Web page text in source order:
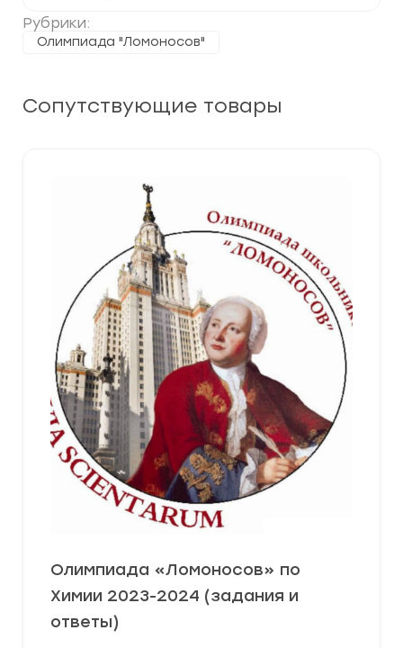
Рубрики:
Олимпиада "Ломоносов"
Сопутствующие товары
Олимпиада «Ломоносов» по
Химии 2023-2024 (задания и
ответы)